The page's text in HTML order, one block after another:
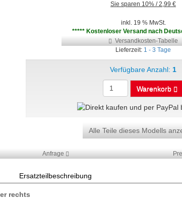
Sie sparen 10% / 2,99 €
inkl. 19 % MwSt.
***** Kostenloser Versand nach
Versandkosten-Tabelle
Lieferzeit: 1 - 3 Tage
Verfügbare Anzahl: 1
Warenkorb
Alle Teile dieses Modells
Anfrage
Ersatzteilbeschreibung
rechts